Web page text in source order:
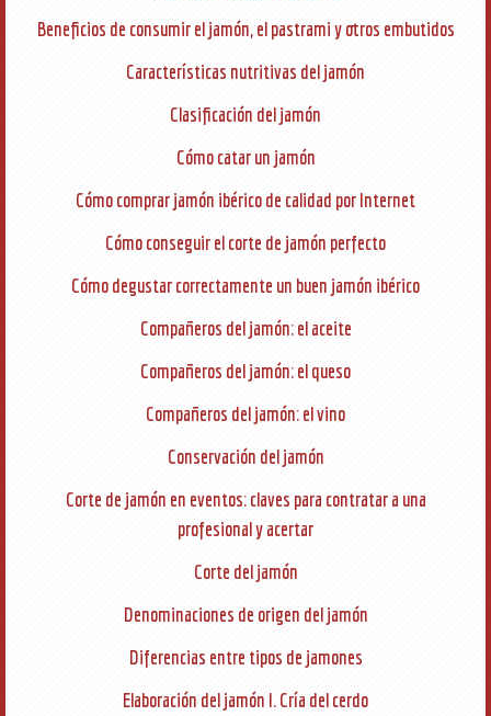
Beneficios de consumir el jamón, el pastrami y otros embutidos
Características nutritivas del jamón
Clasificación del jamón
Cómo catar un jamón
Cómo comprar jamón ibérico de calidad por Internet
Cómo conseguir el corte de jamón perfecto
Cómo degustar correctamente un buen jamón ibérico
Compañeros del jamón: el aceite
Compañeros del jamón: el queso
Compañeros del jamón: el vino
Conservación del jamón
Corte de jamón en eventos: claves para contratar a una
profesional y acertar
Corte del jamón
Denominaciones de origen del jamón
Diferencias entre tipos de jamones
Elaboración del jamón I. Cría del cerdo